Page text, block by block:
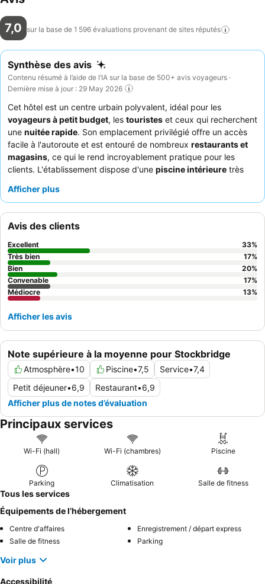
7,0 sur la base de 1 596 évaluations provenant de sites réputés
Synthèse des avis
Contenu résumé à l’aide de l’IA sur la base de 500+ avis voyageurs ·
Dernière mise à jour : 29 May 2026
Cet hôtel est un centre urbain polyvalent, idéal pour les
voyageurs à petit budget, les touristes et ceux qui recherchent
une nuitée rapide. Son emplacement privilégié offre un accès
facile à l'autoroute et est entouré de nombreux restaurants et
magasins, ce qui le rend incroyablement pratique pour les
clients. L'établissement dispose d'une piscine intérieure très
procure aux enfants. Les clients soulignent constamment
et du service
expérience plus confortable, pensez à demander l'une des
chambres récemment rénovées, qui offrent une sensation plus
propre et plus moderne.
Afficher plus
Note supérieure à la moyenne pour Stockbridge
Atmosphère•10 Piscine•7,5 Service•7,4
Petit déjeuner•6,9 Restaurant•6,9
Afficher plus de notes d’évaluation
Avis des clients
Excellent 33%
Très bien
17%
Bien
20%
Convenable
17%
Médiocre
13%
Afficher les avis
Principaux services
Wi-Fi (hall) Wi-Fi (chambres) Piscine
Parking Climatisation Salle de fitness
Tous les services
Équipements de l’hébergement
Centre d'affaires
Enregistrement / départ express
Salle de fitness
Parking
Voir plus
Accessibilité